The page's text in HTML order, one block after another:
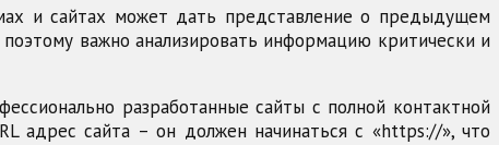
и сайтах может дать представление о предыдущем
важно анализировать информацию критически и
разработанные сайты с полной контактной
адрес сайта – он должен начинаться с «https://», что